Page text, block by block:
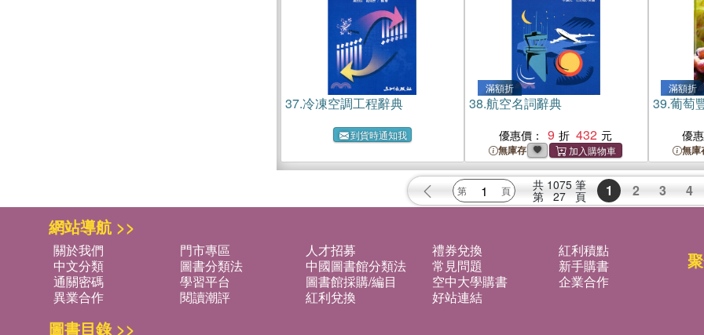
37.冷凍空調工程辭典
到貨時通知我
滿額折
38.航空名詞辭典
優惠價： 9 432
無庫存
滿額折
39.葡萄
優
無庫
共 1075 筆
第 27 頁 1 2 3 4
網站導航 >>
關於我們 門市專區 人才招募 禮券兌換
紅利積點
中文分類
圖書分類法 中國圖書館分類法 常見問題
新手購書
通關密碼
學習平台 圖書館採購/編目 空中大學購書
企業合作
異業合作
閱讀潮評 紅利兌換 好站連結
圖書目錄 >>